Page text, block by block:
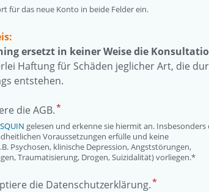
für das neue Konto in beide Felder ein.
ersetzt in keiner Weise die
Haftung für Schäden jeglicher Art, die
entstehen.
die AGB.
gelesen und erkenne sie hiermit an. Insbesonders
Voraussetzungen erfülle und keine
Psychosen, klinische Depression, Angststörungen,
Traumatisierung, Drogen, Suizidalität) vorliegen.*
die Datenschutzerklärung.